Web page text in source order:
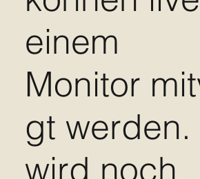
einem
Monitor
gt werden.
wird noch